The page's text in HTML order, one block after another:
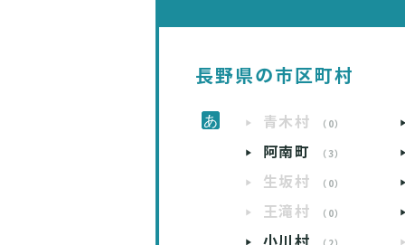
長野県の市区町村
青木村 （0）
阿南町 （3）
生坂村 （0）
王滝村 （0）